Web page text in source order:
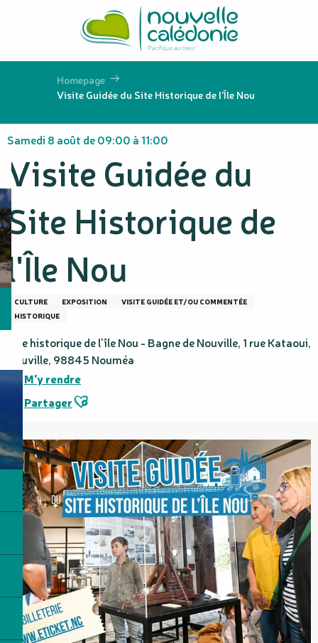
principal
Homepage
Visite Guidée du Site Historique de l'Île Nou
Samedi 8 août de 09:00 à 11:00
Visite Guidée du
Site Historique de
l'Île Nou
CULTURE EXPOSITION
VISITE GUIDÉE ET/OU COMMENTÉE
HISTORIQUE
Site historique de l'île Nou - Bagne de Nouville, 1 rue Kataoui,
Nouville, 98845 Nouméa
M'y rendre
PartagerAjouter aux favoris